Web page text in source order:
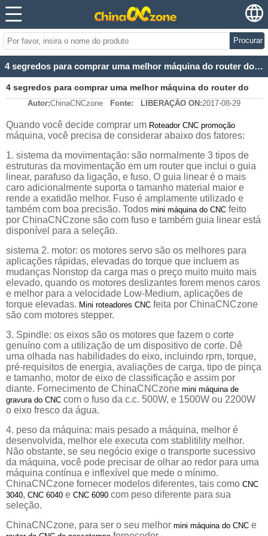
Procurar
4 segredos para comprar uma melhor máquina do router do CNC de China
4 segredos para comprar uma melhor máquina do router do
CNC de China
Autor:ChinaCNCzone Fonte: LIBERAÇÃO ON:2017-08-29
Quando você decide comprar um Roteador CNC promoção
máquina, você precisa de considerar abaixo dos fatores:
1. sistema da movimentação: são normalmente 3 tipos de
estruturas da movimentação em um router que inclui o guia
linear, parafuso da ligação, e fuso. O guia linear é o mais
caro adicionalmente suporta o tamanho material maior e
rende a exatidão melhor. Fuso é amplamente utilizado e
também com boa precisão. Todos mini máquina do CNC feito
por ChinaCNCzone são com fuso e também guia linear está
disponível para a seleção.
sistema 2. motor: os motores servo são os melhores para
aplicações rápidas, elevadas do torque que incluem as
mudanças Nonstop da carga mas o preço muito muito mais
elevado, quando os motores deslizantes forem menos caros
e melhor para a velocidade Low-Medium, aplicações de
torque elevadas. Mini roteadores CNC feita por ChinaCNCzone
são com motores stepper.
3. Spindle: os eixos são os motores que fazem o corte
genuíno com a utilização de um dispositivo de corte. Dê
uma olhada nas habilidades do eixo, incluindo rpm, torque,
pré-requisitos de energia, avaliações de carga, tipo de pinça
e tamanho, motor de eixo de classificação e assim por
diante. Fornecimento de ChinaCNCzone mini máquina de
gravura do CNC com o fuso da c.c. 500W, e 1500W ou 2200W
o eixo fresco da água.
4. peso da máquina: mais pesado a máquina, melhor é
desenvolvida, melhor ele executa com stablitility melhor.
Não obstante, se seu negócio exige o transporte sucessivo
da máquina, você pode precisar de olhar ao redor para uma
máquina contínua e inflexível que mede o mínimo.
ChinaCNCzone fornecer modelos diferentes, tais como CNC
3040, CNC 6040 e CNC 6090 com peso diferente para sua
seleção.
ChinaCNCzone, para ser o seu melhor mini máquina do CNC e